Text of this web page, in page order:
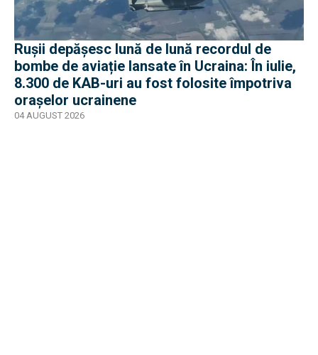
Rușii depășesc lună de lună recordul de
bombe de aviație lansate în Ucraina: În iulie,
8.300 de KAB-uri au fost folosite împotriva
orașelor ucrainene
04 AUGUST 2026